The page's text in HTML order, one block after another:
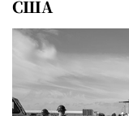
США